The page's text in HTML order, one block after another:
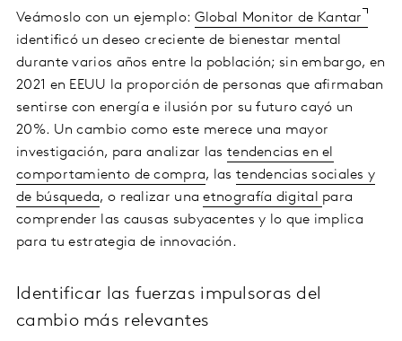
Veámoslo con un ejemplo: Global Monitor de Kantar
identificó un deseo creciente de bienestar mental
durante varios años entre la población; sin embargo, en
2021 en EEUU la proporción de personas que afirmaban
sentirse con energía e ilusión por su futuro cayó un
20%. Un cambio como este merece una mayor
investigación, para analizar las tendencias en el
comportamiento de compra, lastendencias sociales y
de búsqueda, o realizar unaetnografía digital para
comprender las causas subyacentes y lo que implica
para tu estrategia de innovación.
Identificar las fuerzas impulsoras del
cambio más relevantes